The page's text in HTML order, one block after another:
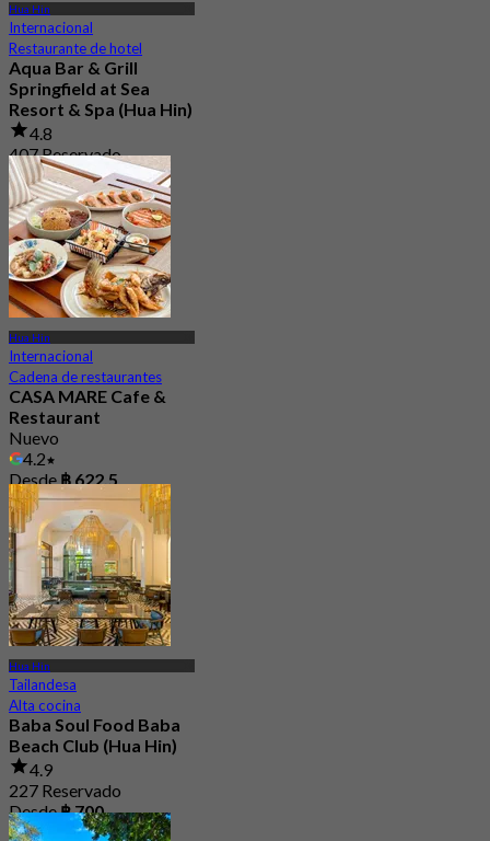
Hua Hin
Internacional
Restaurante de hotel
Aqua Bar & Grill
Springfield at Sea
Resort & Spa (Hua Hin)
4.8
407 Reservado
Desde฿ 466.33
Hua Hin
Internacional
Cadena de restaurantes
CASA MARE Cafe &
Restaurant
Nuevo
4.2
Desde ฿ 622.5
Hua Hin
Tailandesa
Alta cocina
Baba Soul Food Baba
Beach Club (Hua Hin)
4.9
227 Reservado
Desde฿ 700